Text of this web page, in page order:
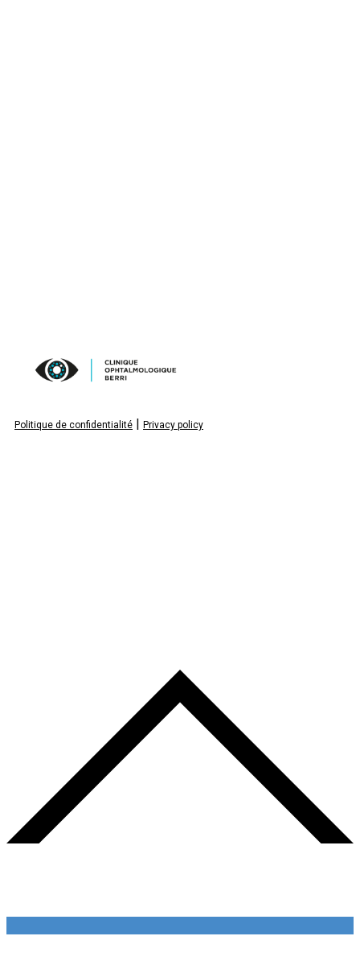
Politique de confidentialité Privacy policy